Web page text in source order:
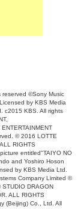
reserved ©Sony Music
by KBS Media
c2015 KBS. All rights
© 2016 LOTTE
RIGHTS
entitled"TAIYO NO
and Yoshiro Hoson
by KBS Media Ltd.
Company Limited ©
DRAGON
ALL RIGHTS
(Beijing) Co., Ltd. All